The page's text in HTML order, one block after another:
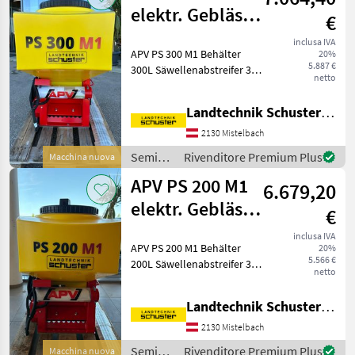
Macchina nuova
elektr. Gebläse
€
inclusa IVA
20%
5.887 €
netto
APV PS 300 M1 Behälter
300L Säwellenabstreifer 3-
Standard Rührwerkantrieb
Schlauch ( 25 M )
Prallblech+Be
Landtechnik Schuster Niederlassung Mistelbach
2130 Mistelbach
Semina
e cura /
APV
Rivenditore Premium Plus
Macchina nuova
APV PS 200 M1
elektr. Gebläse
6.679,20
€
inclusa IVA
20%
5.566 €
netto
APV PS 200 M1 Behälter
200L Säwellenabstreifer 3-
Standard Rührwerkantrieb
Schlauch ( 25 M )
Prallblech+Be
Landtechnik Schuster Niederlassung Mistelbach
2130 Mistelbach
Semina
Rivenditore Premium Plus